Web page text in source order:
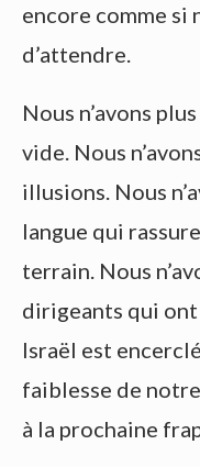
encore comme si
d’attendre.
Nous n’avons
vide. Nous
illusions. Nous
langue qui
terrain. Nous
dirigeants qui
Israël est
faiblesse de
à la prochaine